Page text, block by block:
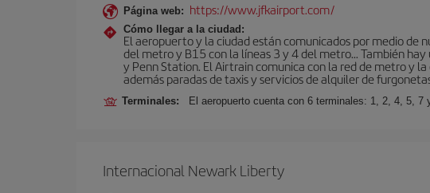
Página web: https://www.jfkairport.com/
Cómo llegar a la ciudad:
El aeropuerto y la ciudad están comunicados por medio de
del metro y B15 con la líneas 3 y 4 del metro… También
y Penn Station. El Airtrain comunica con la red de metro y
además paradas de taxis y servicios de alquiler de
Terminales: El aeropuerto cuenta con 6 terminales: 1, 2, 4, 5, 7
Internacional Newark Liberty